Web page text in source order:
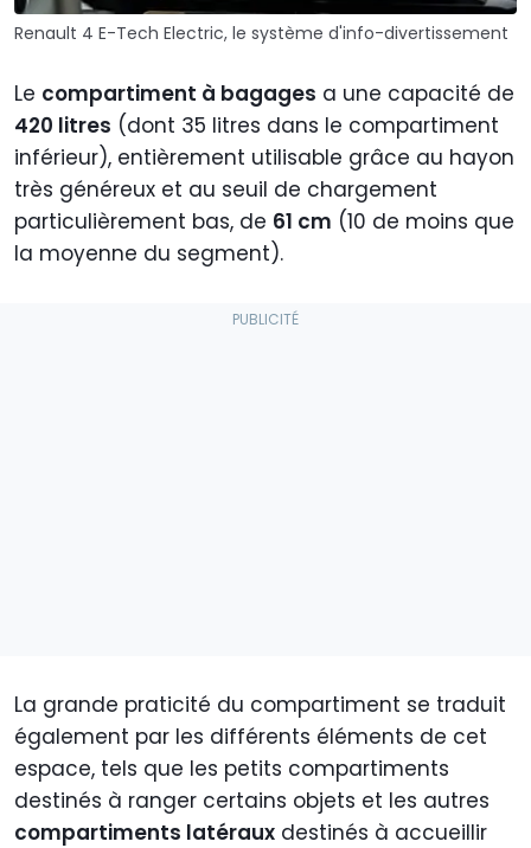
Renault 4 E-Tech Electric, le système d'info-divertissement
Le compartiment à bagages a une capacité de
420 litres (dont 35 litres dans le compartiment
inférieur), entièrement utilisable grâce au hayon
très généreux et au seuil de chargement
particulièrement bas, de 61 cm (10 de moins que
la moyenne du segment).
La grande praticité du compartiment se traduit
également par les différents éléments de cet
espace, tels que les petits compartiments
destinés à ranger certains objets et les autres
compartiments latéraux destinés à accueillir